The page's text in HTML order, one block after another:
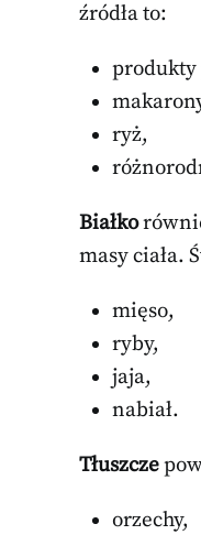
źródła to:
produkty
ryż,
Białko
masy ciała.
mięso,
ryby,
jaja,
nabiał.
Tłuszcze
orzechy,